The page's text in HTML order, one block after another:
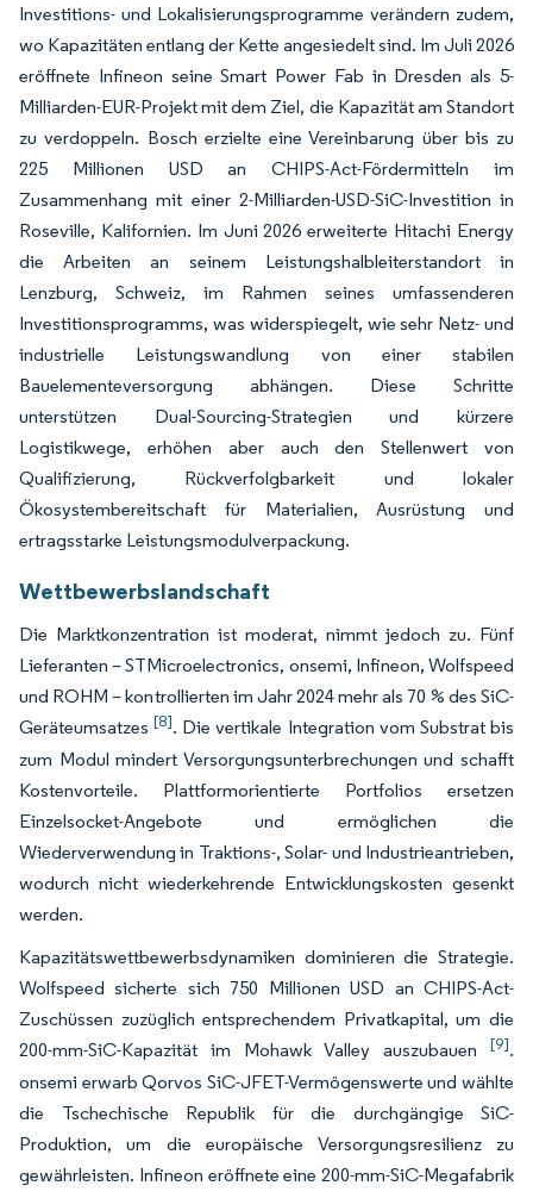
Investitions- und Lokalisierungsprogramme verändern zudem,
wo Kapazitäten entlang der Kette angesiedelt sind. Im Juli 2026
eröffnete Infineon seine Smart Power Fab in Dresden als 5-
Milliarden-EUR-Projekt mit dem Ziel, die Kapazität am Standort
zu verdoppeln. Bosch erzielte eine Vereinbarung über bis zu
225 Millionen USD an CHIPS-Act-Fördermitteln im
Zusammenhang mit einer 2-Milliarden-USD-SiC-Investition in
Roseville, Kalifornien. Im Juni 2026 erweiterte Hitachi Energy
die Arbeiten an seinem Leistungshalbleiterstandort in
Lenzburg, Schweiz, im Rahmen seines umfassenderen
Investitionsprogramms, was widerspiegelt, wie sehr Netz- und
industrielle Leistungswandlung von einer stabilen
Bauelementeversorgung abhängen. Diese Schritte
unterstützen Dual-Sourcing-Strategien und kürzere
Logistikwege, erhöhen aber auch den Stellenwert von
Qualifizierung, Rückverfolgbarkeit und lokaler
Ökosystembereitschaft für Materialien, Ausrüstung und
ertragsstarke Leistungsmodulverpackung.
Wettbewerbslandschaft
Die Marktkonzentration ist moderat, nimmt jedoch zu. Fünf
Lieferanten – STMicroelectronics, onsemi, Infineon, Wolfspeed
und ROHM – kontrollierten im Jahr 2024 mehr als 70 % des SiC-
Geräteumsatzes[8]. Die vertikale Integration vom Substrat bis
zum Modul mindert Versorgungsunterbrechungen und schafft
Kostenvorteile. Plattformorientierte Portfolios ersetzen
Einzelsocket-Angebote und ermöglichen die
Wiederverwendung in Traktions-, Solar- und Industrieantrieben,
wodurch nicht wiederkehrende Entwicklungskosten gesenkt
werden.
Kapazitätswettbewerbsdynamiken dominieren die Strategie.
Wolfspeed sicherte sich 750 Millionen USD an CHIPS-Act-
Zuschüssen zuzüglich entsprechendem Privatkapital, um die
200-mm-SiC-Kapazität im Mohawk Valley auszubauen [9].
onsemi erwarb Qorvos SiC-JFET-Vermögenswerte und wählte
die Tschechische Republik für die durchgängige SiC-
Produktion, um die europäische Versorgungsresilienz zu
gewährleisten. Infineon eröffnete eine 200-mm-SiC-Megafabrik